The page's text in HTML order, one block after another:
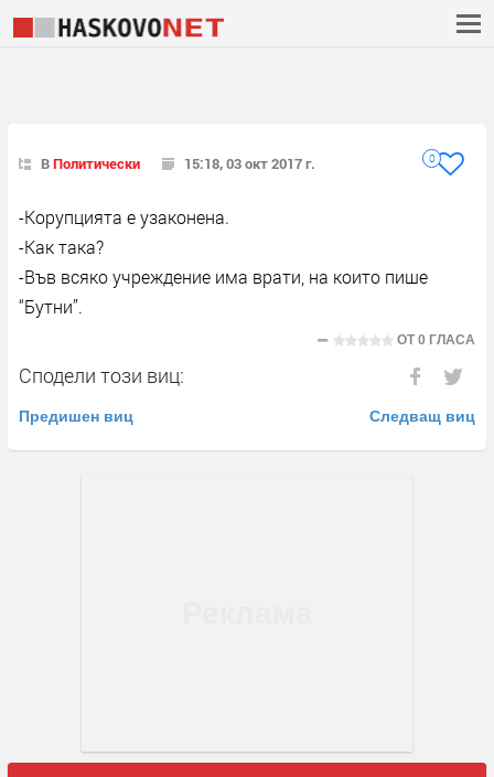
ВПолитически 15:18, 03 окт 2017 г. 0
-Корупцията е узаконена.
-Как така?
-Във всяко учреждение има врати, на които пише
“Бутни”.
ОТ0 ГЛАСА
Сподели този виц:
Предишен виц Следващ виц